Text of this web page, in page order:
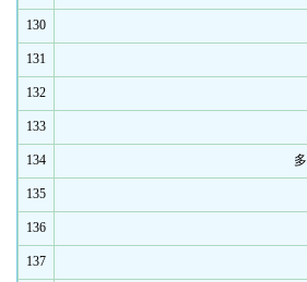
130
131
132
133
134
135
136
137